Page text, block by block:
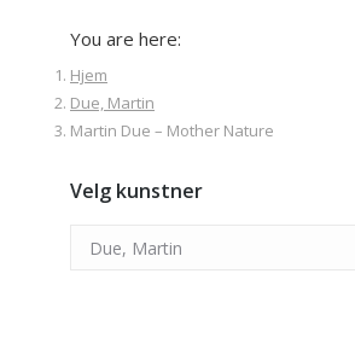
You are here:
Hjem
Due, Martin
Martin Due – Mother Nature
Velg kunstner